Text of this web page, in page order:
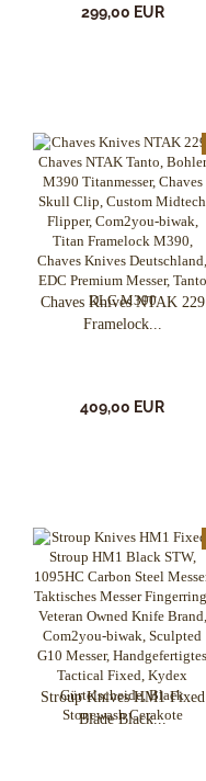
299,00 EUR
Chaves Knives NTAK 229
Framelock...
409,00 EUR
Stroup Knives HM1 Fixed
Blade Black...